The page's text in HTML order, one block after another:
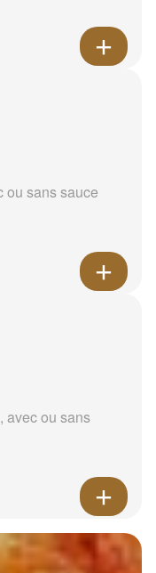
ou sans sauce
avec ou sans